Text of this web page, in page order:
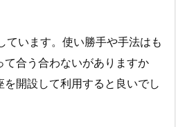
ています。使い勝手や手法はも
合う合わないがありますか
開設して利用すると良いでし